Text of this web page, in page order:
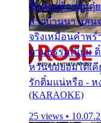
ชื่อต๋อยต้อยตุ้มตุ๋ย
สาวบ้านนา แสน
จริงเหมือนคำพร่
ตามธรรมเนียม
หวั่นขอยอมได้เคี
รักติ๋มแน่หรือ - ห
(KARAOKE)
25 views •